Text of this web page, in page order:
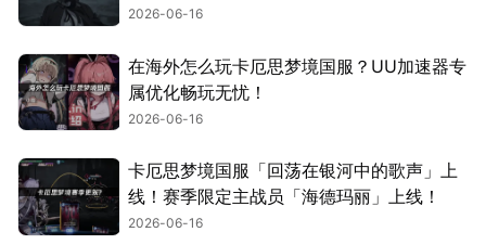
2026-06-16
在海外怎么玩卡厄思梦境国服？UU加速器专
属优化畅玩无忧！
2026-06-16
卡厄思梦境国服「回荡在银河中的歌声」上
线！赛季限定主战员「海德玛丽」上线！
2026-06-16